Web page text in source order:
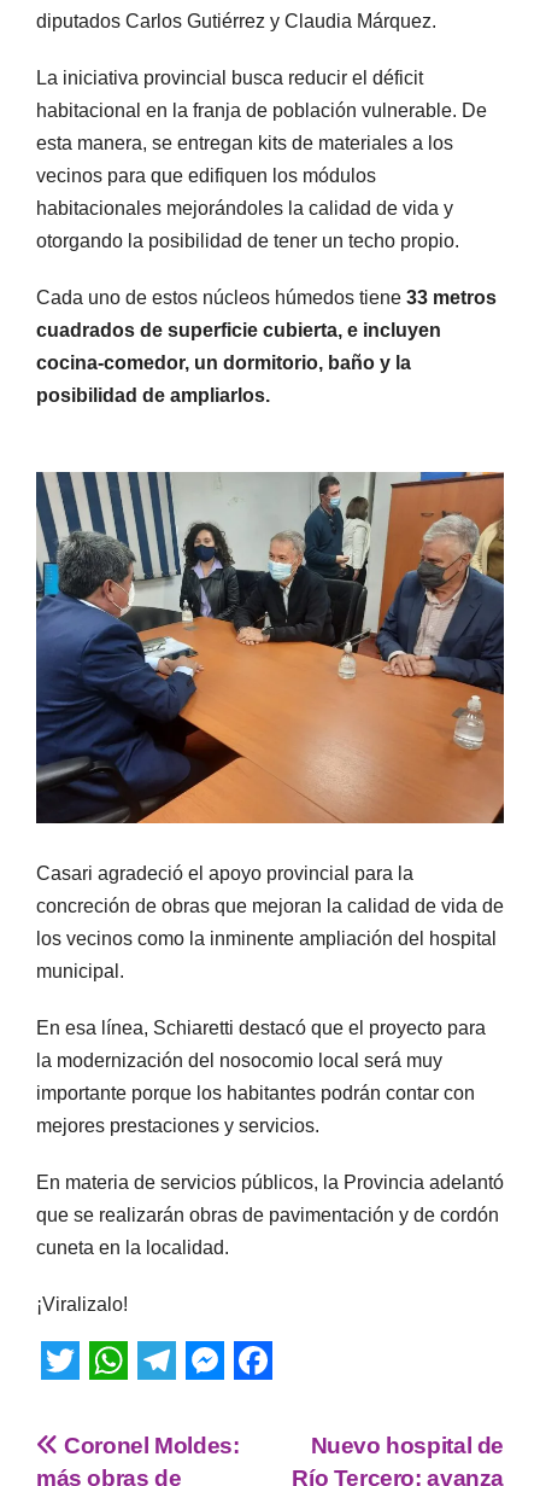
diputados Carlos Gutiérrez y Claudia Márquez.
La iniciativa provincial busca reducir el déficit
habitacional en la franja de población vulnerable. De
esta manera, se entregan kits de materiales a los
vecinos para que edifiquen los módulos
habitacionales mejorándoles la calidad de vida y
otorgando la posibilidad de tener un techo propio.
Cada uno de estos núcleos húmedos tiene 33 metros
cuadrados de superficie cubierta, e incluyen
cocina-comedor, un dormitorio, baño y la
posibilidad de ampliarlos.
Casari agradeció el apoyo provincial para la
concreción de obras que mejoran la calidad de vida de
los vecinos como la inminente ampliación del hospital
municipal.
En esa línea, Schiaretti destacó que el proyecto para
la modernización del nosocomio local será muy
importante porque los habitantes podrán contar con
mejores prestaciones y servicios.
En materia de servicios públicos, la Provincia adelantó
que se realizarán obras de pavimentación y de cordón
cuneta en la localidad.
¡Viralizalo!
w
i
h
a
e
l
e
a
Nuevo hospital de
Río Tercero: avanza
Coronel Moldes:
más obras de